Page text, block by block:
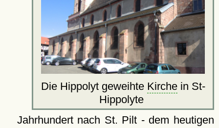
Die Hippolyt geweihte Kirchein St-
Hippolyte
Jahrhundert nach St. Pilt - dem heutigen